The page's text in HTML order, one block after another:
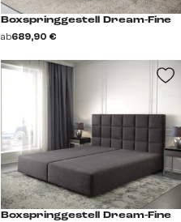
Boxspringgestell Dream-Fine
ab689,90 €
Boxspringgestell Dream-Fine